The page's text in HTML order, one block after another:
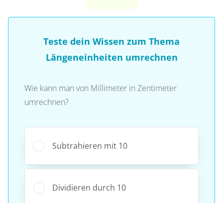
Teste dein Wissen zum Thema
Längeneinheiten umrechnen
Wie kann man von Millimeter in Zentimeter
umrechnen?
Subtrahieren mit 10
Dividieren durch 10